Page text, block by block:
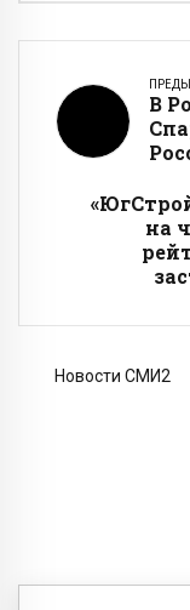
В
на
Новости СМИ2